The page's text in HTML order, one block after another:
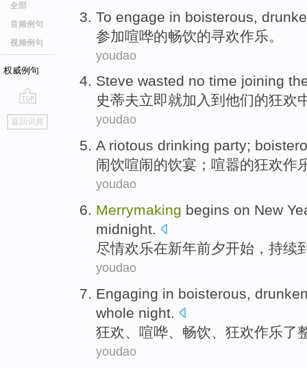
全部
音频例句
视频例句
权威例句
go
top
返回词典
To engage in boisterous,
参加喧哗的畅饮的寻欢作乐 。
youdao
Steve wasted no time joining
史蒂夫立即就加入到 他们的狂欢
youdao
A riotous drinking party;
闹饮喧闹的饮宴 ；喧嚣的狂欢作
youdao
Merrymaking begins on New
midnight.
尽情欢乐在新年前夕开始 ，持续
youdao
Engaging in boisterous,
whole night.
狂欢、喧哗、 畅饮、狂欢作乐了
youdao